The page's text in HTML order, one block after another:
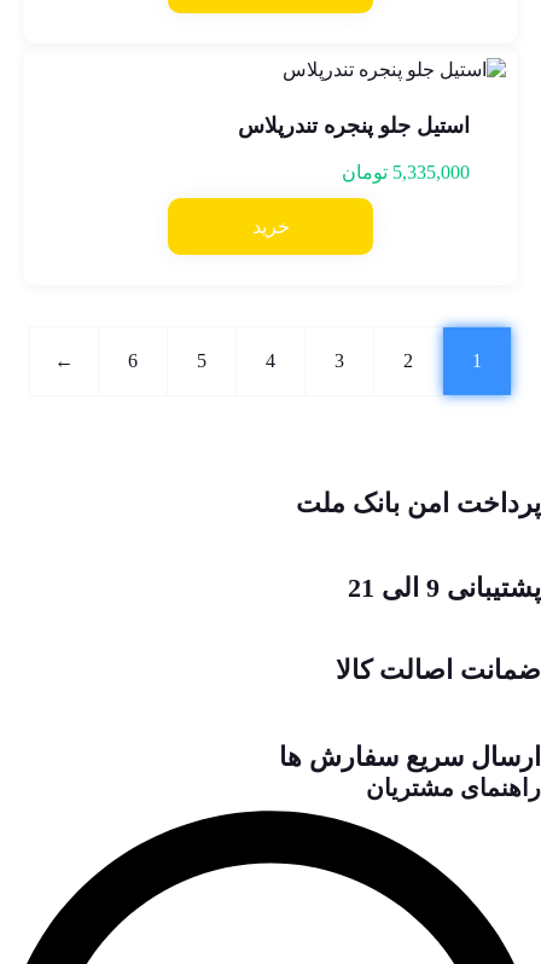
استیل جلو پنجره تندرپلاس
5,335,000 تومان
خرید
1
2
3
4
5
6
←
پرداخت امن بانک ملت
پشتیبانی 9 الی 21
ضمانت اصالت کالا
ارسال سریع سفارش ها
راهنمای مشتریان